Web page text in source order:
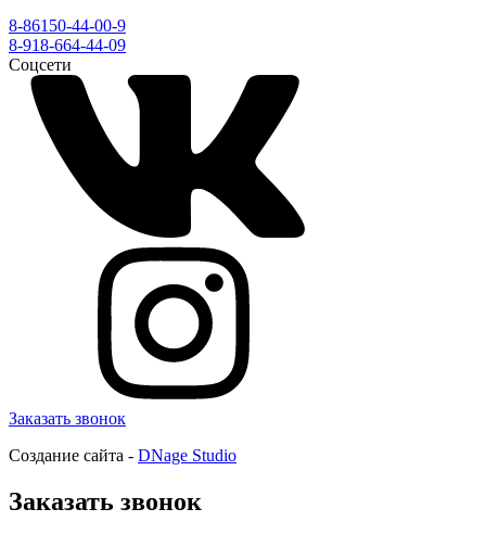
8-86150-44-00-9
8-918-664-44-09
Соцсети
Заказать звонок
Создание сайта - DNage Studio
Заказать звонок